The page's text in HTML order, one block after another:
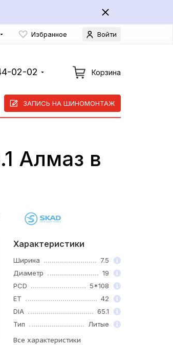
Избранное Войти
02-02 Корзина
ЗАПИСЬ НА ШИНОМОНТАЖ
Алмаз в
Характеристики
Ширина
7.5
Диаметр
19
PCD
5*108
ET
42
DIA
65.1
Тип
Литые
Все характеристики